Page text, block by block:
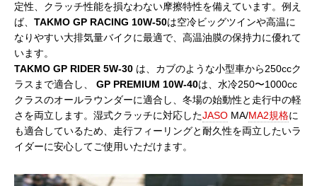
定性、クラッチ性能を損なわない摩擦特性を備えています。例え
ば、 TAKMO GP RACING 10W-50は空冷ビッグツインや高温に
なりやすい大排気量バイクに最適で、高温油膜の保持力に優れて
います。
TAKMO GP RIDER 5W-30 は、カブのような小型車から250ccク
ラスまで適合し、 GP PREMIUM 10W-40は、水冷250〜1000cc
クラスのオールラウンダーに適合し、冬場の始動性と走行中の軽
さを両立します。湿式クラッチに対応したJASO MA/MA2規格に
も適合しているため、走行フィーリングと耐久性を両立したいラ
イダーに安心してご使用いただけます。